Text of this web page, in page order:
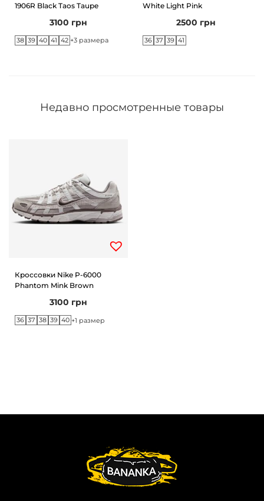
1906R Black Taos Taupe
3100 грн
38 39 40 41 42 +3 размера
White Light Pink
2500 грн
36 37 39 41
Недавно просмотренные товары
Кроссовки Nike P-6000
Phantom Mink Brown
3100 грн
36 37 38 39 40 +1 размер